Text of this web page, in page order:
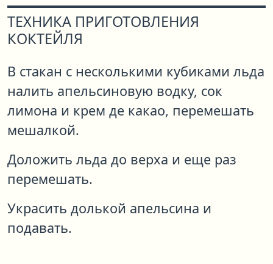
ТЕХНИКА ПРИГОТОВЛЕНИЯ
КОКТЕЙЛЯ
В стакан с несколькими кубиками льда
налить апельсиновую водку, сок
лимона и крем де какао, перемешать
мешалкой.
Доложить льда до верха и еще раз
перемешать.
Украсить долькой апельсина и
подавать.